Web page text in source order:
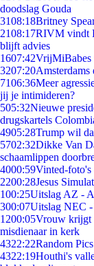
doodslag Gouda
3108:18Britney
2108:17RIVM vindt
blijft advies
1607:42VrijMiBabes
3207:20
7106:36Meer
jij je intimideren?
505:32Nieuwe
drugskartels
4905:28Trump wil
5702:32Dikke Van
schaamlippen
4000:59Vinted-foto's
2200:28Jesus
100:25Uitslag AZ -
300:07Uitslag NEC -
1200:05Vrouw krijgt
misdienaar in kerk
4322:22Random
4322:19Houthi's